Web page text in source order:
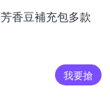
香豆補充包多款
我要搶